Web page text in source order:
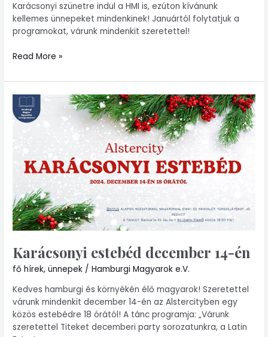
Karácsonyi szünetre indul a HMI is, ezúton kívánunk
kellemes ünnepeket mindenkinek! Januártól folytatjuk a
programokat, várunk mindenkit szeretettel!
Read More »
Karácsonyi estebéd december 14-én
fő hírek,ünnepek /Hamburgi Magyarok e.V.
Kedves hamburgi és környékén élő magyarok! Szeretettel
várunk mindenkit december 14-én az Alstercityben egy
közös estebédre 18 órától! A tánc programja: „Várunk
szeretettel Titeket decemberi party sorozatunkra, a Latin
Karácsonyi
estebéd
december